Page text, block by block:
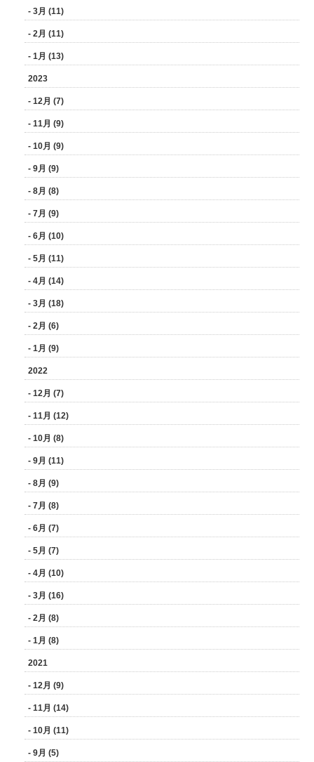
- 3月 (11)
- 2月 (11)
- 1月 (13)
2023
- 12月 (7)
- 11月 (9)
- 10月 (9)
- 9月 (9)
- 8月 (8)
- 7月 (9)
- 6月 (10)
- 5月 (11)
- 4月 (14)
- 3月 (18)
- 2月 (6)
- 1月 (9)
2022
- 12月 (7)
- 11月 (12)
- 10月 (8)
- 9月 (11)
- 8月 (9)
- 7月 (8)
- 6月 (7)
- 5月 (7)
- 4月 (10)
- 3月 (16)
- 2月 (8)
- 1月 (8)
2021
- 12月 (9)
- 11月 (14)
- 10月 (11)
- 9月 (5)